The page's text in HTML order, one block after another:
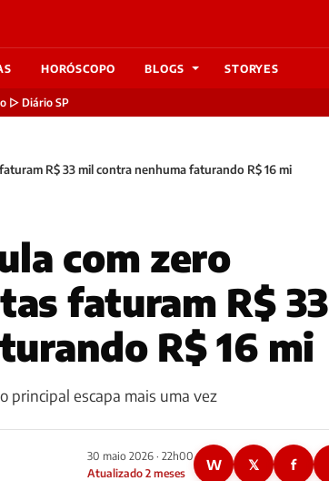
HORÓSCOPO BLOGS STORYES
▷ Diário SP
R$ 33 mil contra nenhuma faturando R$ 16 mi
com zero
faturam R$ 33
R$ 16 mi
principal escapa mais uma vez
30 maio 2026 · 22h00
Atualizado 2 meses
W 𝕏 f